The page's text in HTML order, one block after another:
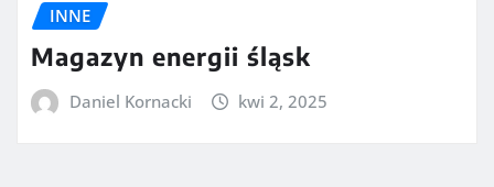
INNE
Magazyn energii śląsk
Daniel Kornacki kwi 2, 2025